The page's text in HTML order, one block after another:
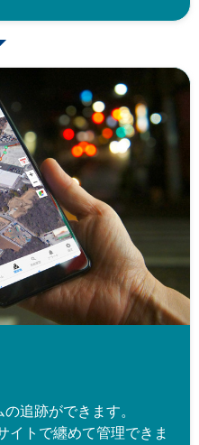
追跡ができます。
イトで纏めて管理できま